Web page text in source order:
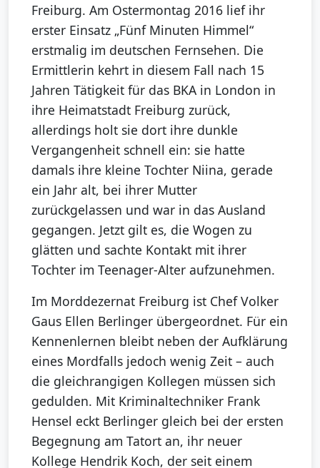
Freiburg. Am Ostermontag 2016 lief ihr
erster Einsatz „Fünf Minuten Himmel“
erstmalig im deutschen Fernsehen. Die
Ermittlerin kehrt in diesem Fall nach 15
Jahren Tätigkeit für das BKA in London in
ihre Heimatstadt Freiburg zurück,
allerdings holt sie dort ihre dunkle
Vergangenheit schnell ein: sie hatte
damals ihre kleine Tochter Niina, gerade
ein Jahr alt, bei ihrer Mutter
zurückgelassen und war in das Ausland
gegangen. Jetzt gilt es, die Wogen zu
glätten und sachte Kontakt mit ihrer
Tochter im Teenager-Alter aufzunehmen.
Im Morddezernat Freiburg ist Chef Volker
Gaus Ellen Berlinger übergeordnet. Für ein
Kennenlernen bleibt neben der Aufklärung
eines Mordfalls jedoch wenig Zeit – auch
die gleichrangigen Kollegen müssen sich
gedulden. Mit Kriminaltechniker Frank
Hensel eckt Berlinger gleich bei der ersten
Begegnung am Tatort an, ihr neuer
Kollege Hendrik Koch, der seit einem